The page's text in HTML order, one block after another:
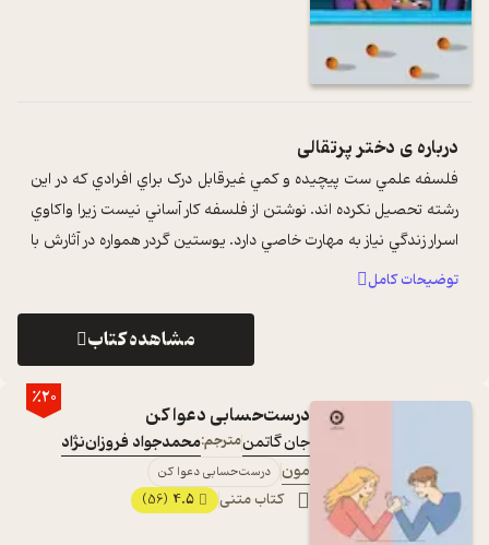
درباره ی دختر پرتقالی
فلسفه علمي ست پيچيده و کمي غيرقابل درک براي افرادي که در اين
رشته تحصيل نکرده اند. نوشتن از فلسفه کار آساني نيست زيرا واکاوي
اسرار زندگي نياز به مهارت خاصي دارد. يوستين گردر همواره در آثارش با
زباني س ......
توضیحات کامل
مشاهده کتاب
٪20
درست‌حسابی دعوا کن
جان گاتمنمترجم:محمدجواد فروزان‌نژاد
مون درست‌حسابی دعوا کن
کتاب متنی 4.5
(56)